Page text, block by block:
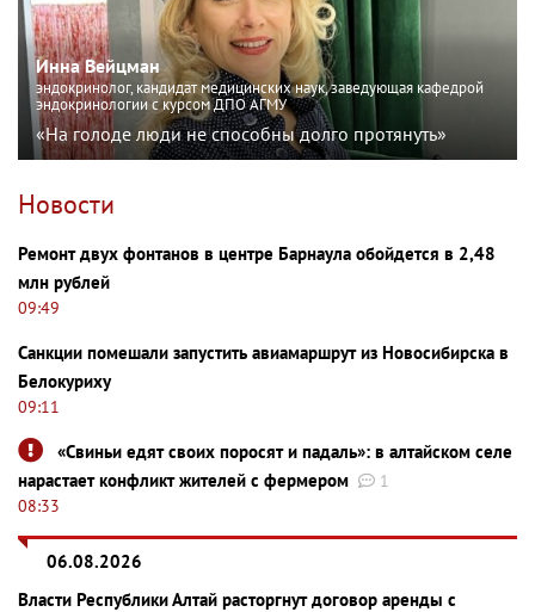
Инна Вейцман
эндокринолог, кандидат медицинских наук, заведующая кафедрой
эндокринологии с курсом ДПО АГМУ
«На голоде люди не способны долго протянуть»
Новости
Ремонт двух фонтанов в центре Барнаула обойдется в 2,48
млн рублей
09:49
Санкции помешали запустить авиамаршрут из Новосибирска в
Белокуриху
09:11
«Свиньи едят своих поросят и падаль»: в алтайском селе
нарастает конфликт жителей с фермером
1
08:33
06.08.2026
Власти Республики Алтай расторгнут договор аренды с